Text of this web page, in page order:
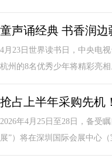
童声诵经典 书香润
4月23日世界读书日，中央电
杭州的8名优秀少年将精彩亮
抢占上半年采购先机
2026年4月25日至28日，备受
展”）将在深圳国际会展中心